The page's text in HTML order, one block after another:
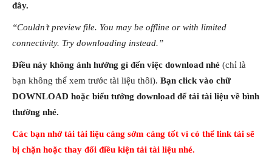
đây.
“Couldn’t preview file. You may be offline or with limited
connectivity. Try downloading instead.”
Điều này không ảnh hưởng gì đến việc download nhé (chỉ là
bạn không thể xem trước tài liệu thôi). Bạn click vào chữ
DOWNLOAD hoặc biểu tưởng download để tải tài liệu về bình
thường nhé.
Các bạn nhớ tải tài liệu càng sớm càng tốt vì có thể link tải sẽ
bị chặn hoặc thay đổi điều kiện tải tài liệu nhé.